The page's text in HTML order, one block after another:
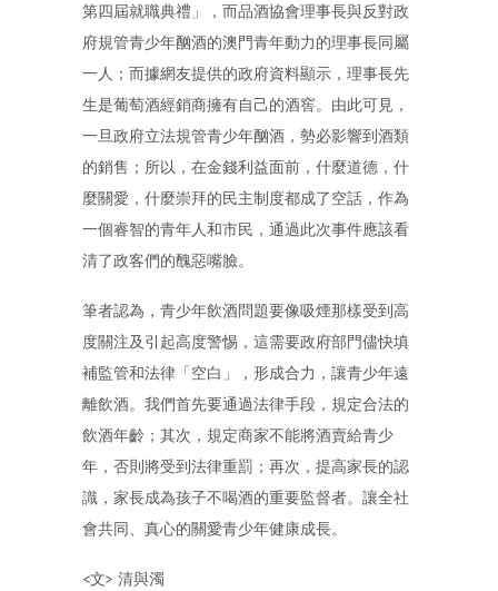
第四屆就職典禮」，而品酒協會理事長與反對政
府規管青少年酗酒的澳門青年動力的理事長同屬
一人；而據網友提供的政府資料顯示，理事長先
生是葡萄酒經銷商擁有自己的酒窖。由此可見，
一旦政府立法規管青少年酗酒，勢必影響到酒類
的銷售；所以，在金錢利益面前，什麼道德，什
麼關愛，什麼崇拜的民主制度都成了空話，作為
一個睿智的青年人和市民，通過此次事件應該看
清了政客們的醜惡嘴臉。
筆者認為，青少年飲酒問題要像吸煙那樣受到高
度關注及引起高度警惕，這需要政府部門儘快填
補監管和法律「空白」，形成合力，讓青少年遠
離飲酒。我們首先要通過法律手段，規定合法的
飲酒年齡；其次，規定商家不能將酒賣給青少
年，否則將受到法律重罰；再次，提高家長的認
識，家長成為孩子不喝酒的重要監督者。讓全社
會共同、真心的關愛青少年健康成長。
<文> 清與濁